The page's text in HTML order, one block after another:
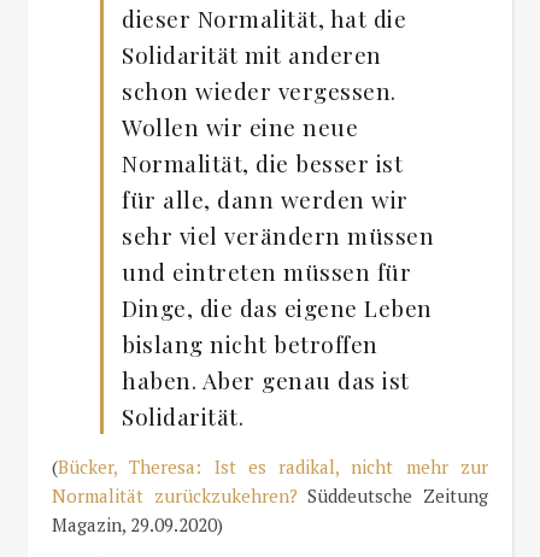
dieser Normalität, hat die
Solidarität mit anderen
schon wieder vergessen.
Wollen wir eine neue
Normalität, die besser ist
für alle, dann werden wir
sehr viel verändern müssen
und eintreten müssen für
Dinge, die das eigene Leben
bislang nicht betroffen
haben. Aber genau das ist
Solidarität.
(Bücker, Theresa: Ist es radikal, nicht mehr zur
Normalität zurückzukehren? Süddeutsche Zeitung
Magazin, 29.09.2020)